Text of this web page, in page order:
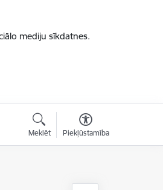
mediju sīkdatnes.
Meklēt Piekļūstamība